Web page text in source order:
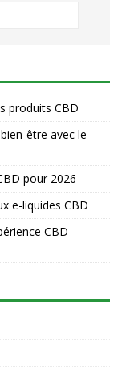
produits CBD
être avec le
pour 2026
e-liquides CBD
CBD